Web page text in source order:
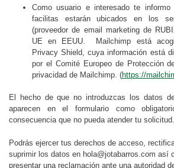
Como usuario e interesado te
facilitas estarán ubicados en los
(proveedor de email marketing de
UE en EEUU. Mailchimp está
Privacy Shield, cuya información está
por el Comité Europeo de Protección
privacidad de Mailchimp. (https://
El hecho de que no introduzcas los datos
aparecen en el formulario como
consecuencia que no pueda atender tu solicitud.
Podrás ejercer tus derechos de acceso,
suprimir los datos en hola@jotabarros.com así
presentar una reclamación ante una autoridad